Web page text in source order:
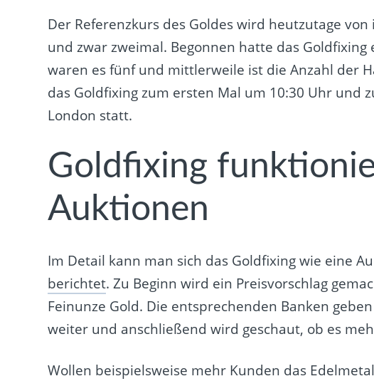
Der Referenzkurs des Goldes wird heutzutage
und zwar zweimal. Begonnen hatte das
waren es fünf und mittlerweile ist die Anzahl der
das Goldfixing zum ersten Mal um 10:30 Uhr und
London statt.
Goldfixing
Auktionen
Im Detail kann man sich das Goldfixing wie eine
berichtet. Zu Beginn wird ein Preisvorschlag
Feinunze Gold. Die entsprechenden Banken
weiter und anschließend wird geschaut, ob es
Wollen beispielsweise mehr Kunden das